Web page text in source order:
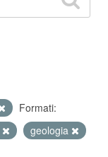
Formati:
geologia